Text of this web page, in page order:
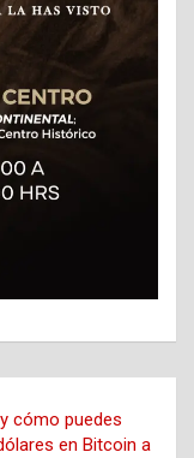
cómo puedes
en Bitcoin a